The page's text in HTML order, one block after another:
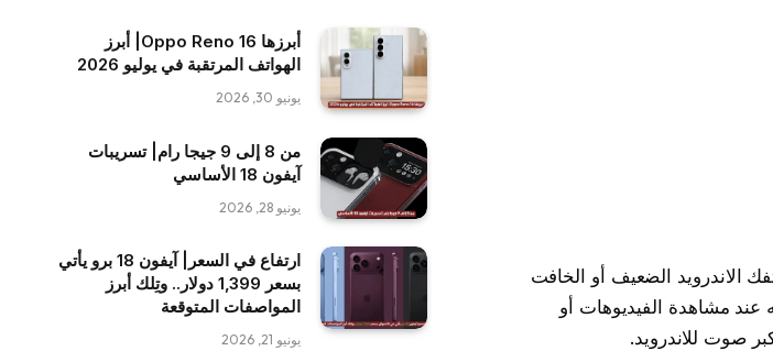
الاندرويد الضعيف أو الخافت
مشاهدة الفيديوهات أو
صوت للاندرويد.
أبرزها Oppo Reno 16| أبرز
الهواتف المرتقبة في يوليو 2026
يونيو 30, 2026
من 8 إلى 9 جيجا رام| تسريبات
آيفون 18 الأساسي
يونيو 28, 2026
ارتفاع في السعر| آيفون 18 برو يأتي
بسعر 1,399 دولار.. وتِلك أبرز
المواصفات المتوقعة
يونيو 21, 2026